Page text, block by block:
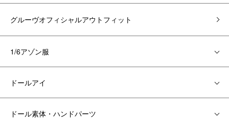
グルーヴオフィシャルアウトフィット
1/6アゾン服
ドールアイ
ドール素体・ハンドパーツ